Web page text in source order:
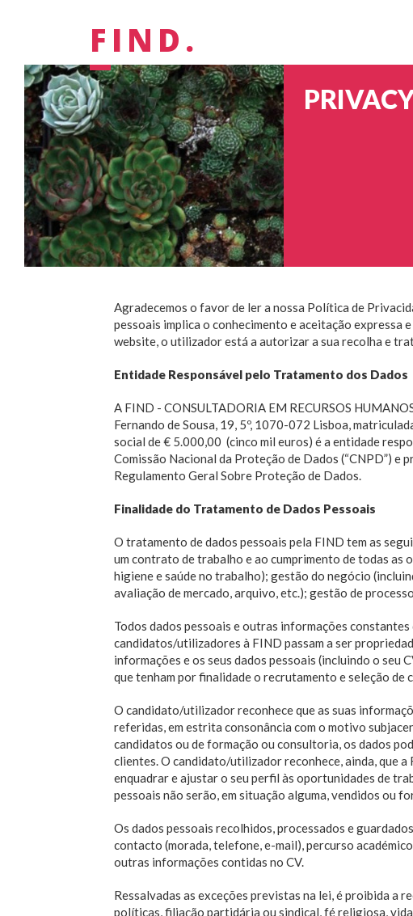
FIND.
Agradecemos o favor de ler a nossa Política de
pessoais implica o conhecimento e aceitação expressa
website, o utilizador está a autorizar a sua recolha e
Entidade Responsável pelo Tratamento dos Dados
A FIND - CONSULTADORIA EM RECURSOS
Fernando de Sousa, 19, 5º, 1070-072 Lisboa,
social de € 5.000,00 (cinco mil euros) é a entidade
Comissão Nacional da Proteção de Dados (“CNPD”)
Regulamento Geral Sobre Proteção de Dados.
Finalidade do Tratamento de Dados Pessoais
O tratamento de dados pessoais pela FIND tem as
um contrato de trabalho e ao cumprimento de todas
higiene e saúde no trabalho); gestão do negócio
avaliação de mercado, arquivo, etc.); gestão de
Todos dados pessoais e outras informações
candidatos/utilizadores à FIND passam a ser
informações e os seus dados pessoais (incluindo o seu
que tenham por finalidade o recrutamento e seleção de
O candidato/utilizador reconhece que as suas
referidas, em estrita consonância com o motivo
candidatos ou de formação ou consultoria, os dados
clientes. O candidato/utilizador reconhece, ainda, que
enquadrar e ajustar o seu perfil às oportunidades de
pessoais não serão, em situação alguma, vendidos ou
Os dados pessoais recolhidos, processados e
contacto (morada, telefone, e-mail), percurso
outras informações contidas no CV.
Ressalvadas as exceções previstas na lei, é proibida a
políticas, filiação partidária ou sindical, fé religiosa,